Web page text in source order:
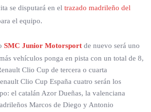
se disputará en el trazado madrileño del
el equipo.
SMC Junior Motorsport de nuevo será uno
vehículos ponga en pista con un total de 8,
Clio Cup de tercera o cuarta
Clio Cup España cuatro serán los
el catalán Azor Dueñas, la valenciana
Marcos de Diego y Antonio